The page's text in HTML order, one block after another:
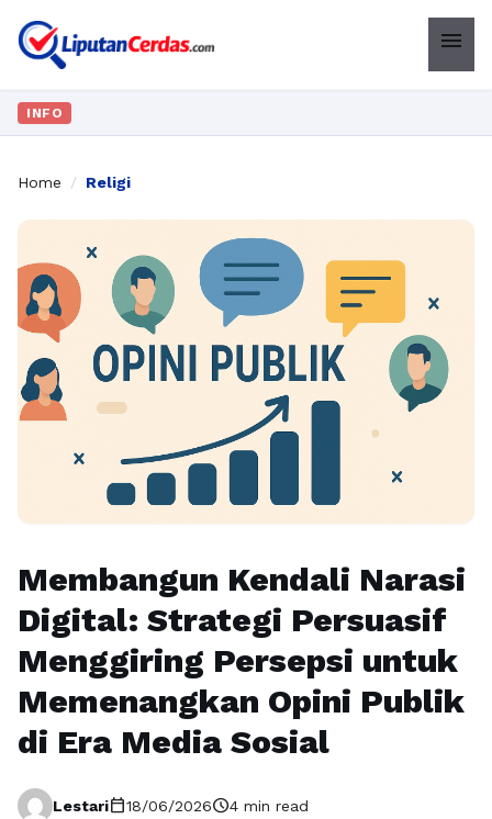
menu
INFO
Home / Religi
Membangun Kendali Narasi
Digital: Strategi Persuasif
Menggiring Persepsi untuk
Memenangkan Opini Publik
di Era Media Sosial
Lestaricalendar_today18/06/2026schedule4 min read